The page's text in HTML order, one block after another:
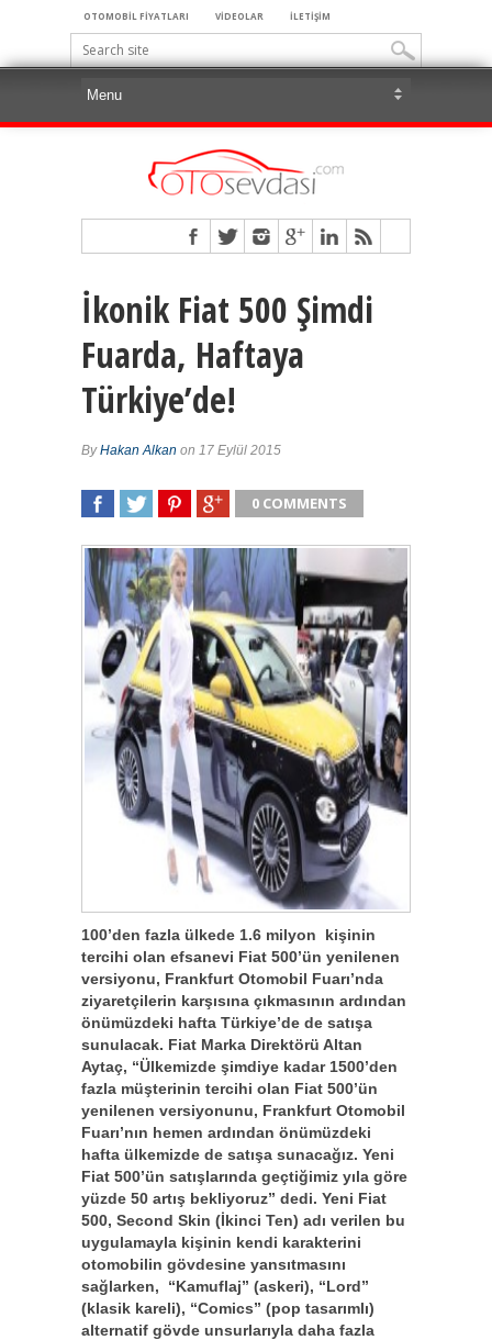
OTOMOBİL FİYATLARI VİDEOLAR İLETİŞİM
İkonik Fiat 500 Şimdi
Fuarda, Haftaya
Türkiye’de!
ByHakan Alkan on 17 Eylül 2015
0 COMMENTS
100’den fazla ülkede 1.6 milyon kişinin
tercihi olan efsanevi Fiat 500’ün yenilenen
versiyonu, Frankfurt Otomobil Fuarı’nda
ziyaretçilerin karşısına çıkmasının ardından
önümüzdeki hafta Türkiye’de de satışa
sunulacak. Fiat Marka Direktörü Altan
Aytaç, “Ülkemizde şimdiye kadar 1500’den
fazla müşterinin tercihi olan Fiat 500’ün
yenilenen versiyonunu, Frankfurt Otomobil
Fuarı’nın hemen ardından önümüzdeki
hafta ülkemizde de satışa sunacağız. Yeni
Fiat 500’ün satışlarında geçtiğimiz yıla göre
yüzde 50 artış bekliyoruz” dedi. Yeni Fiat
500, Second Skin (İkinci Ten) adı verilen bu
uygulamayla kişinin kendi karakterini
otomobilin gövdesine yansıtmasını
sağlarken, “Kamuflaj” (askeri), “Lord”
(klasik kareli), “Comics” (pop tasarımlı)
alternatif gövde unsurlarıyla daha fazla